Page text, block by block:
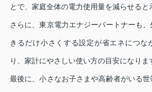
とで、家庭全体の電力使用量を減らせると
さらに、東京電力エナジーパートナーも
きるだけ小さくする設定が省エネにつな
り、家計にやさしい使い方の目安になりま
最後に、小さなお子さまや高齢者がいる